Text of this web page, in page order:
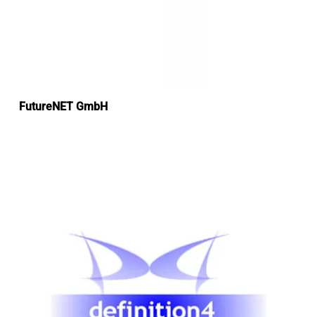
FutureNET GmbH